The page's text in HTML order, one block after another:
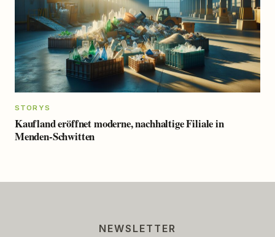
STORYS
Kaufland eröffnet moderne, nachhaltige Filiale in
Menden-Schwitten
NEWSLETTER